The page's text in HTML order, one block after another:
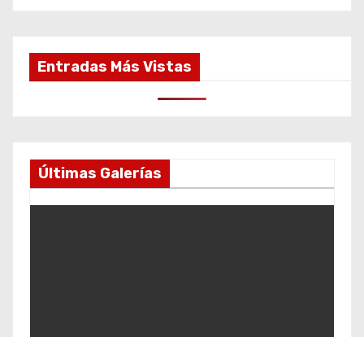
Entradas Más Vistas
Últimas Galerías